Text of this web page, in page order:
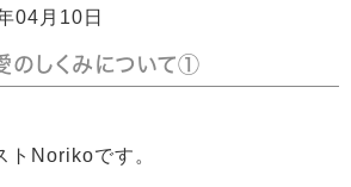
04月10日
のしくみについて①
トNorikoです。